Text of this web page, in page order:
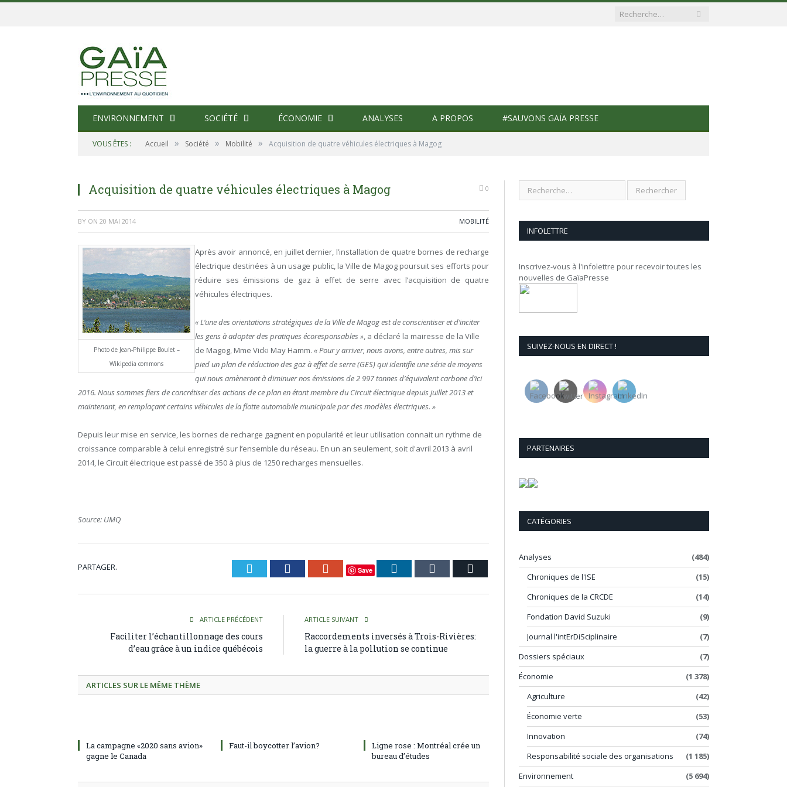
ENVIRONNEMENT SOCIÉTÉ ÉCONOMIE ANALYSES A PROPOS #SAUVONS GAÏA PRESSE
VOUS ÊTES : Accueil » Société » Mobilité » Acquisition de quatre véhicules électriques à Magog
Acquisition de quatre véhicules électriques à Magog 0
BY ON 20 MAI 2014 MOBILITÉ
Photo de Jean-Philippe Boulet –
Wikipedia commons
Après avoir annoncé, en juillet dernier, l’installation de quatre bornes de recharge
électrique destinées à un usage public, la Ville de Magog poursuit ses efforts pour
réduire ses émissions de gaz à effet de serre avec l’acquisition de quatre
véhicules électriques.
« L’une des orientations stratégiques de la Ville de Magog est de conscientiser et d’inciter
les gens à adopter des pratiques écoresponsables », a déclaré la mairesse de la Ville
de Magog, Mme Vicki May Hamm. « Pour y arriver, nous avons, entre autres, mis sur
pied un plan de réduction des gaz à effet de serre (GES) qui identifie une série de moyens
qui nous amèneront à diminuer nos émissions de 2 997 tonnes d’équivalent carbone d’ici
2016. Nous sommes fiers de concrétiser des actions de ce plan en étant membre du Circuit électrique depuis juillet 2013 et
maintenant, en remplaçant certains véhicules de la flotte automobile municipale par des modèles électriques. »
Depuis leur mise en service, les bornes de recharge gagnent en popularité et leur utilisation connait un rythme de
croissance comparable à celui enregistré sur l’ensemble du réseau. En un an seulement, soit d'avril 2013 à avril
2014, le Circuit électrique est passé de 350 à plus de 1250 recharges mensuelles.
Source: UMQ
PARTAGER. Twitter Facebook Google+
Save LinkedIn Tumblr
ARTICLE PRÉCÉDENT
Faciliter l’échantillonnage des cours
d’eau grâce à un indice québécois
ARTICLE SUIVANT
Raccordements inversés à Trois-Rivières:
la guerre à la pollution se continue
ARTICLES SUR LE MÊME THÈME
La campagne «2020 sans avion»
gagne le Canada
Faut-il boycotter l’avion?
Ligne rose : Montréal crée un
bureau d’études
INFOLETTRE
Inscrivez-vous à l'infolettre pour recevoir toutes les
nouvelles de GaïaPresse
SUIVEZ-NOUS EN DIRECT !
PARTENAIRES
CATÉGORIES
Analyses
(484)
Chroniques de l'ISE
(15)
Chroniques de la CRCDE
(14)
Fondation David Suzuki
(9)
Journal l'intErDiSciplinaire
(7)
Dossiers spéciaux
(7)
Économie
(1 378)
Agriculture
(42)
Économie verte
(53)
Innovation
(74)
Responsabilité sociale des organisations
(1 185)
Environnement
(5 694)